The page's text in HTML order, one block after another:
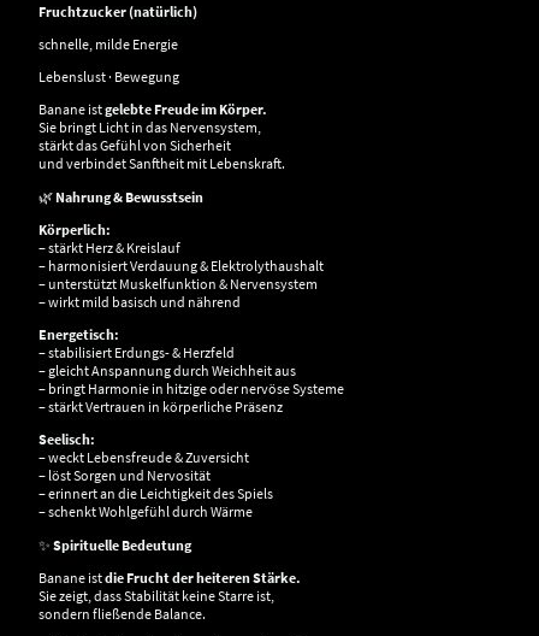
Fruchtzucker (natürlich)
schnelle, milde Energie
Lebenslust · Bewegung
Banane istgelebte Freude im Körper.
Sie bringt Licht in das Nervensystem,
stärkt das Gefühl von Sicherheit
und verbindet Sanftheit mit Lebenskraft.
🌿 Nahrung & Bewusstsein
Körperlich:
– stärkt Herz & Kreislauf
– harmonisiert Verdauung & Elektrolythaushalt
– unterstützt Muskelfunktion & Nervensystem
– wirkt mild basisch und nährend
Energetisch:
– stabilisiert Erdungs- & Herzfeld
– gleicht Anspannung durch Weichheit aus
– bringt Harmonie in hitzige oder nervöse Systeme
– stärkt Vertrauen in körperliche Präsenz
Seelisch:
– weckt Lebensfreude & Zuversicht
– löst Sorgen und Nervosität
– erinnert an die Leichtigkeit des Spiels
– schenkt Wohlgefühl durch Wärme
✨ Spirituelle Bedeutung
Banane istdie Frucht der heiteren Stärke.
Sie zeigt, dass Stabilität keine Starre ist,
sondern fließende Balance.